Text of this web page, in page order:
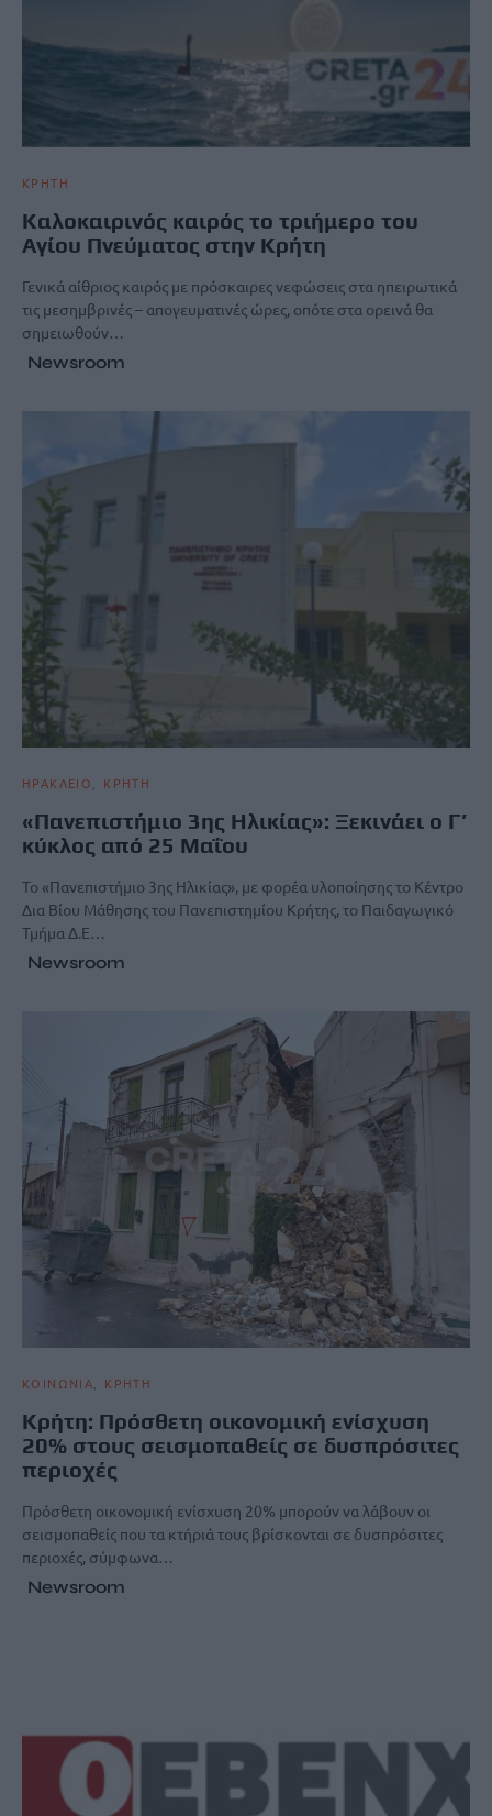
ΚΡΗΤΗ
Καλοκαιρινός καιρός το τριήμερο του
Αγίου Πνεύματος στην Κρήτη
Γενικά αίθριος καιρός με πρόσκαιρες νεφώσεις στα ηπειρωτικά
τις μεσημβρινές – απογευματινές ώρες, οπότε στα ορεινά θα
σημειωθούν…
Newsroom
ΗΡΑΚΛΕΙΟ ΚΡΗΤΗ
«Πανεπιστήμιο 3ης Ηλικίας»: Ξεκινάει ο Γ’
κύκλος από 25 Μαΐου
Το «Πανεπιστήμιο 3ης Ηλικίας», με φορέα υλοποίησης το Κέντρο
Δια Βίου Μάθησης του Πανεπιστημίου Κρήτης, το Παιδαγωγικό
Τμήμα Δ.Ε…
Newsroom
ΚΟΙΝΩΝΙΑ ΚΡΗΤΗ
Κρήτη: Πρόσθετη οικονομική ενίσχυση
20% στους σεισμοπαθείς σε δυσπρόσιτες
περιοχές
Πρόσθετη οικονομική ενίσχυση 20% μπορούν να λάβουν οι
σεισμοπαθείς που τα κτήριά τους βρίσκονται σε δυσπρόσιτες
περιοχές, σύμφωνα…
Newsroom